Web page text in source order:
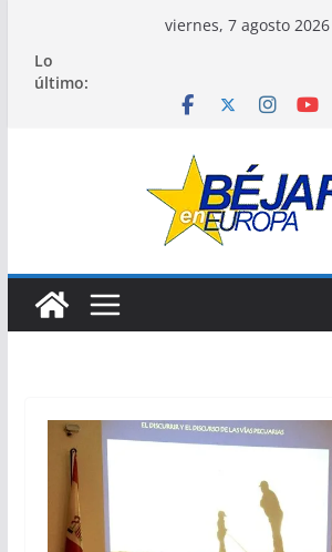
contenido
viernes, 7 agosto 2026
Lo
último: